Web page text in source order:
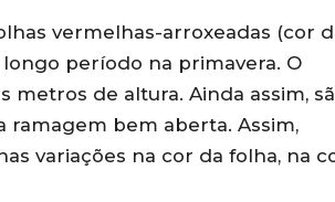
vermelhas-arroxeadas (cor
período na primavera. O
metros de altura. Ainda assim,
bem aberta. Assim,
variações na cor da folha, na